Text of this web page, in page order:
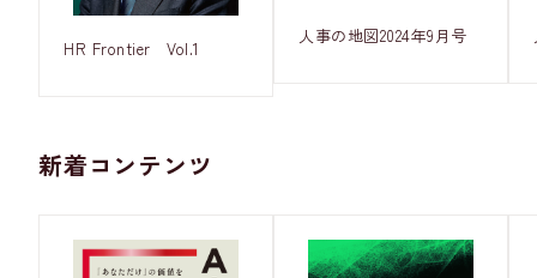
HR Frontier Vol.1
人事の地図2024年9月号
新着コンテンツ